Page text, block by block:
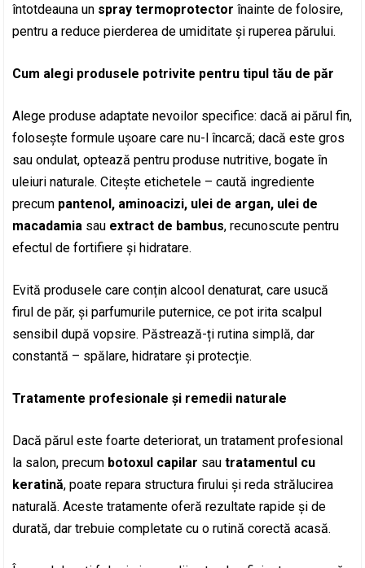
întotdeauna un spray termoprotector înainte de folosire,
pentru a reduce pierderea de umiditate și ruperea părului.
Cum alegi produsele potrivite pentru tipul tău de păr
Alege produse adaptate nevoilor specifice: dacă ai părul fin,
folosește formule ușoare care nu-l încarcă; dacă este gros
sau ondulat, optează pentru produse nutritive, bogate în
uleiuri naturale. Citește etichetele – caută ingrediente
precum pantenol, aminoacizi, ulei de argan, ulei de
macadamia sau extract de bambus, recunoscute pentru
efectul de fortifiere și hidratare.
Evită produsele care conțin alcool denaturat, care usucă
firul de păr, și parfumurile puternice, ce pot irita scalpul
sensibil după vopsire. Păstrează-ți rutina simplă, dar
constantă – spălare, hidratare și protecție.
Tratamente profesionale și remedii naturale
Dacă părul este foarte deteriorat, un tratament profesional
la salon, precum botoxul capilar sautratamentul cu
keratină, poate repara structura firului și reda strălucirea
naturală. Aceste tratamente oferă rezultate rapide și de
durată, dar trebuie completate cu o rutină corectă acasă.